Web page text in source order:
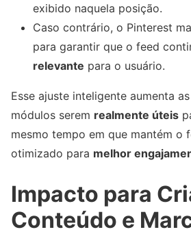
exibido naquela posição.
Caso contrário, o Pinterest
para garantir que o feed
relevante para o usuário.
Esse ajuste inteligente aumenta
módulos serem realmente úteis
mesmo tempo em que mantém o
otimizado para melhor
Impacto para
Conteúdo e